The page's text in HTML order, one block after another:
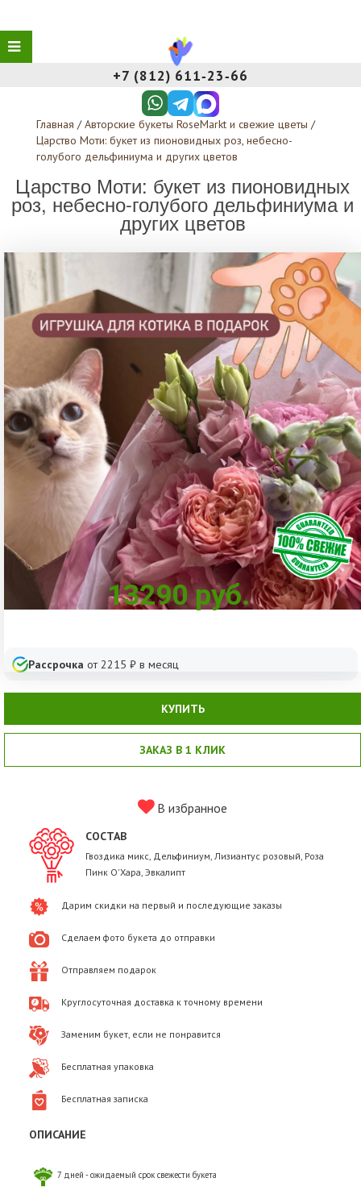
+7 (812) 611‑23‑66
Главная / Авторские букеты RoseMarkt и свежие цветы /
Царство Моти: букет из пионовидных роз, небесно-
голубого дельфиниума и других цветов
Царство Моти: букет из пионовидных
роз, небесно-голубого дельфиниума и
других цветов
13290 руб.
Рассрочка от 2215 ₽ в месяц
КУПИТЬ
ЗАКАЗ В 1 КЛИК
В избранное
СОСТАВ
Гвоздика микс, Дельфиниум, Лизиантус розовый, Роза
Пинк О'Хара, Эвкалипт
Дарим скидки на первый и последующие заказы
Сделаем фото букета до отправки
Отправляем подарок
Круглосуточная доставка к точному времени
Заменим букет, если не понравится
Бесплатная упаковка
Бесплатная записка
ОПИСАНИЕ
7 дней - ожидаемый срок свежести букета